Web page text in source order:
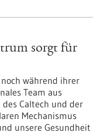
sorgt für
während ihrer
Team aus
Caltech und der
Mechanismus
unsere Gesundheit